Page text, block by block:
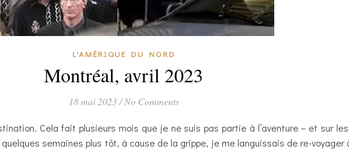
L'AMÉRIQUE DU NORD
Montréal, avril 2023
18 mai 2023 / No Comments
Cela fait plusieurs mois que je ne suis pas partie à l’aventure – et sur
semaines plus tôt, à cause de la grippe, je me languissais de re-